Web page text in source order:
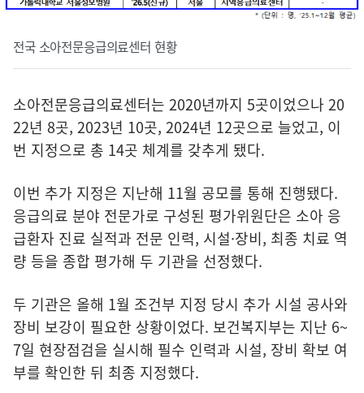
전국 소아전문응급의료센터 현황
소아전문응급의료센터는 2020년까지 5곳이었으나 20
22년 8곳, 2023년 10곳, 2024년 12곳으로 늘었고, 이
번 지정으로 총 14곳 체계를 갖추게 됐다.
이번 추가 지정은 지난해 11월 공모를 통해 진행됐다.
응급의료 분야 전문가로 구성된 평가위원단은 소아 응
급환자 진료 실적과 전문 인력, 시설·장비, 최종 치료 역
량 등을 종합 평가해 두 기관을 선정했다.
두 기관은 올해 1월 조건부 지정 당시 추가 시설 공사와
장비 보강이 필요한 상황이었다. 보건복지부는 지난 6~
7일 현장점검을 실시해 필수 인력과 시설, 장비 확보 여
부를 확인한 뒤 최종 지정했다.